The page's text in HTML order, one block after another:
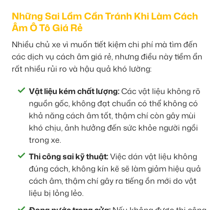
Những Sai Lầm Cần Tránh Khi Làm Cách
Âm Ô Tô Giá Rẻ
Nhiều chủ xe vì muốn tiết kiệm chi phí mà tìm đến
các dịch vụ cách âm giá rẻ, nhưng điều này tiềm ẩn
rất nhiều rủi ro và hậu quả khó lường:
Vật liệu kém chất lượng:Các vật liệu không rõ
nguồn gốc, không đạt chuẩn có thể không có
khả năng cách âm tốt, thậm chí còn gây mùi
khó chịu, ảnh hưởng đến sức khỏe người ngồi
trong xe.
Thi công sai kỹ thuật:Việc dán vật liệu không
đúng cách, không kín kẽ sẽ làm giảm hiệu quả
cách âm, thậm chí gây ra tiếng ồn mới do vật
liệu bị lỏng lẻo.